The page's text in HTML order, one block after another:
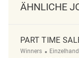
ÄHNLICHE
PART TIME
Winners Kategorie